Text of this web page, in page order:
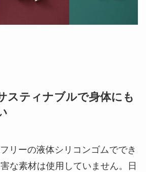
スティナブルで身体にも
リーの液体シリコンゴムででき
な素材は使用していません。日